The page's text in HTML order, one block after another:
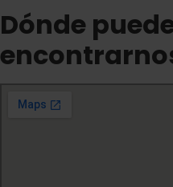
Dónde